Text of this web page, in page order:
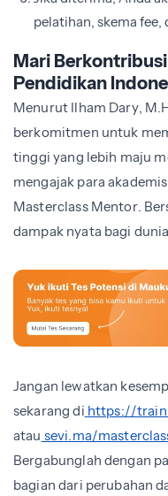
pelatihan, skema fee,
Mari
Pendidikan
Menurut Ilham Dary,
berkomitmen untuk
tinggi yang lebih maju
mengajak para
Masterclass Mentor.
dampak nyata bagi
Jangan lewatkan
sekarang di https://
atau sevi.ma/
Bergabunglah dengan
bagian dari perubahan